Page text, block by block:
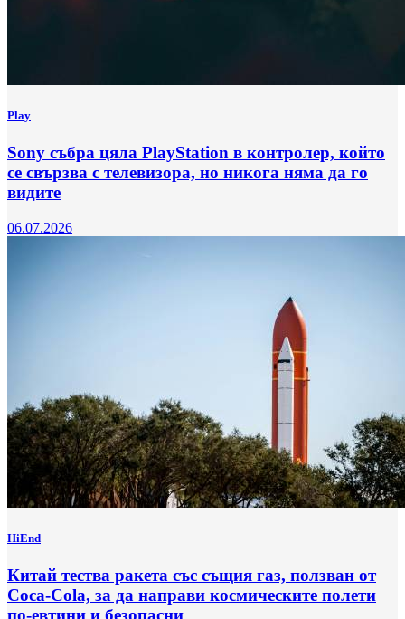
Play
Sony събра цяла PlayStation в контролер, който
се свързва с телевизора, но никога няма да го
видите
06.07.2026
HiEnd
Китай тества ракета със същия газ, ползван от
Coca-Cola, за да направи космическите полети
по-евтини и безопасни